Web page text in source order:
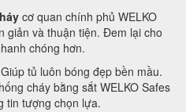
cơ quan chính phủ WELKO
giản và thuận tiện. Đem lại cho
chóng hơn.
tủ luôn bóng đẹp bền mầu.
cháy bằng sắt WELKO Safes
tin tượng chọn lựa.